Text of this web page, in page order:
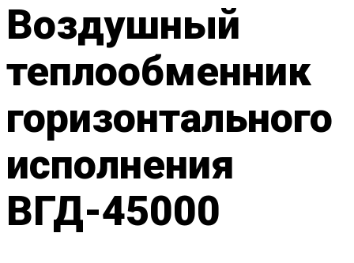
Воздушный
теплообменник
горизонтального
исполнения
ВГД-45000